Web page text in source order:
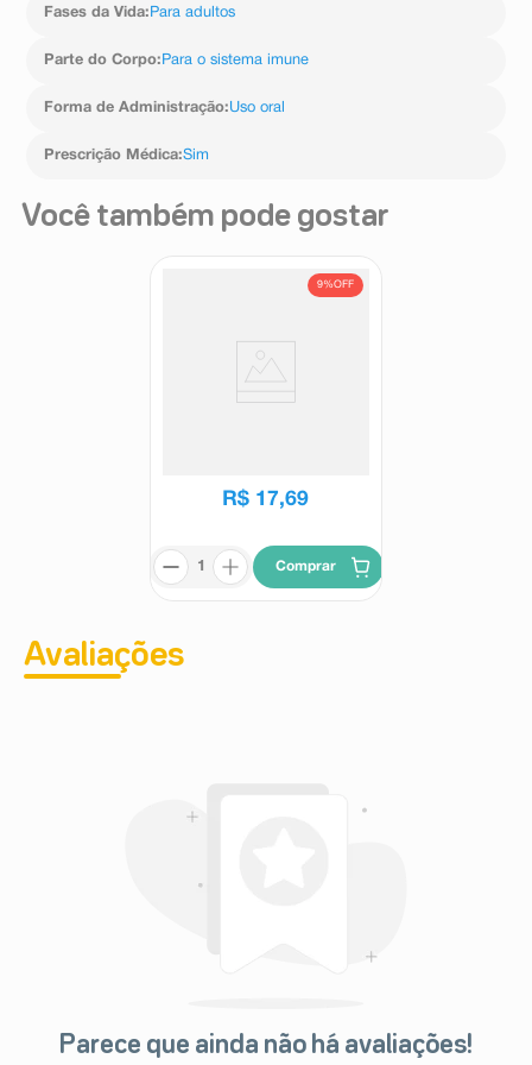
Fases da Vida: Para adultos
Parte do Corpo: Para o sistema imune
Forma de Administração:Uso oral
Prescrição Médica:Sim
Você também pode gostar
9%OFF
R$ 17,69
Comprar
Avaliações
Parece que ainda não há avaliações!